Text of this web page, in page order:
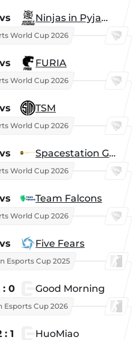
vs Ninjas in Pyjamas
World Cup 2026
vs FURIA
World Cup 2026
vs TSM
World Cup 2026
vs Spacestation Gaming
World Cup 2026
vs Team Falcons
World Cup 2026
vs Five Fears
Esports Cup 2025
: 0 Good Morning
Esports Cup 2026
: 1 HuoMiao